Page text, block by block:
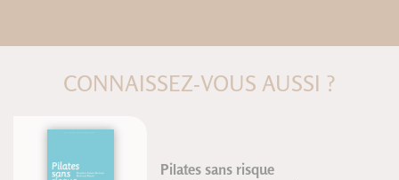
CONNAISSEZ-VOUS AUSSI ?
Pilates sans risque